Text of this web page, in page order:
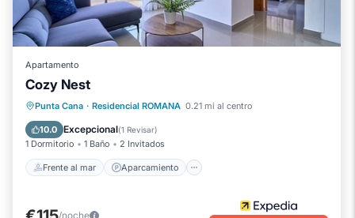
Apartamento
Cozy Nest
Punta Cana · Residencial ROMANA 0.21 mi al centro
10.0 Excepcional(1 Revisar)
1 Dormitorio 1 Baño 2 Invitados
Frente al mar Aparcamiento
Frente al mar
Aparcamiento
Vista al mar
/noche